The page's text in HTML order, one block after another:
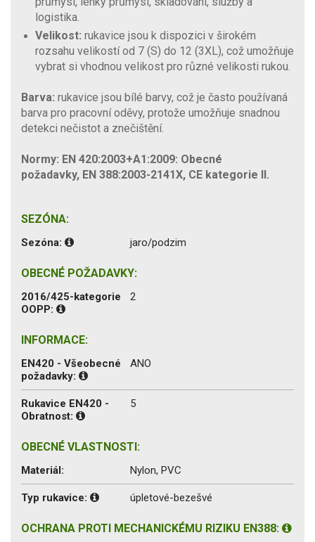
logistika.
Velikost: rukavice jsou k dispozici v širokém
rozsahu velikostí od 7 (S) do 12 (3XL), což umožňuje
vybrat si vhodnou velikost pro různé velikosti rukou.
Barva: rukavice jsou bílé barvy, což je často používaná
barva pro pracovní oděvy, protože umožňuje snadnou
detekci nečistot a znečištění.
Normy: EN 420:2003+A1:2009: Obecné
požadavky, EN 388:2003-2141X, CE kategorie II.
SEZÓNA:
Sezóna: jaro/podzim
OBECNÉ POŽADAVKY:
2016/425-kategorie
OOPP:
2
INFORMACE:
EN420 - Všeobecné
požadavky:
ANO
Rukavice EN420 -
Obratnost:
5
OBECNÉ VLASTNOSTI:
Materiál: Nylon, PVC
Typ rukavice: úpletové-bezešvé
OCHRANA PROTI MECHANICKÉMU RIZIKU EN388: